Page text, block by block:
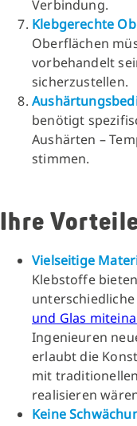
Verbindung.
Klebgerechte
Oberflächen
vorbehandelt
sicherzustellen.
benötigt
Aushärten –
stimmen.
Ihre
Vielseitige
Klebstoffe
unterschiedliche
und Glas
Ingenieuren
erlaubt die
mit
realisieren
Keine